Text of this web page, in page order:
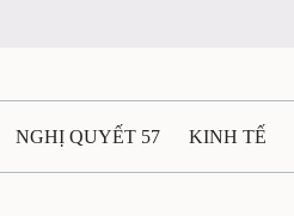
NGHỊ QUYẾT 57 KINH TẾ